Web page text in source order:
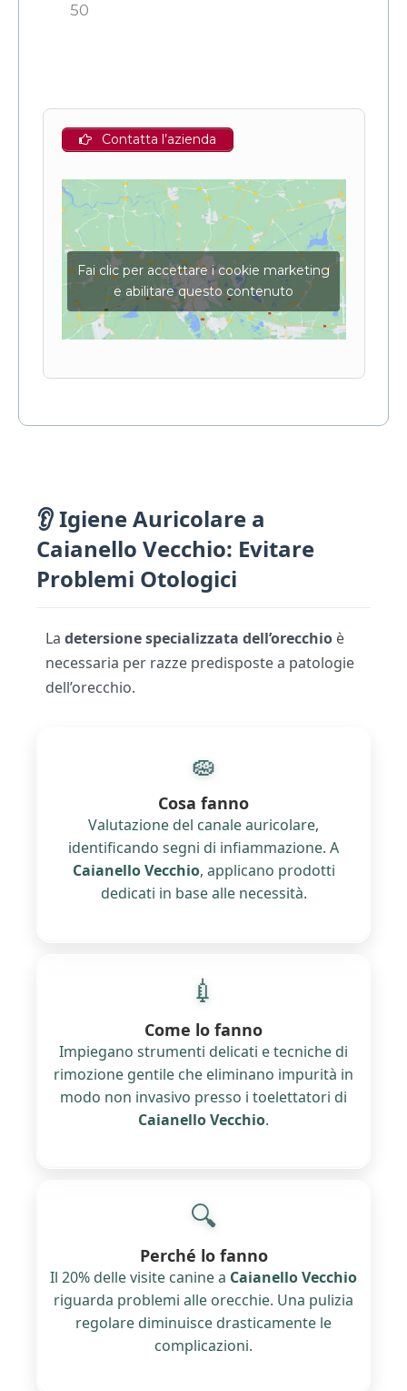
50
Contatta l’azienda
Fai clic per accettare i cookie marketing
e abilitare questo contenuto
👂 Igiene Auricolare a
Caianello Vecchio: Evitare
Problemi Otologici
La detersione specializzata dell’orecchio è
necessaria per razze predisposte a patologie
dell’orecchio.
🧽
Cosa fanno
Valutazione del canale auricolare,
identificando segni di infiammazione. A
Caianello Vecchio, applicano prodotti
dedicati in base alle necessità.
💉
Come lo fanno
Impiegano strumenti delicati e tecniche di
rimozione gentile che eliminano impurità in
modo non invasivo presso i toelettatori di
Caianello Vecchio.
🔍
Perché lo fanno
Il 20% delle visite canine a Caianello Vecchio
riguarda problemi alle orecchie. Una pulizia
regolare diminuisce drasticamente le
complicazioni.